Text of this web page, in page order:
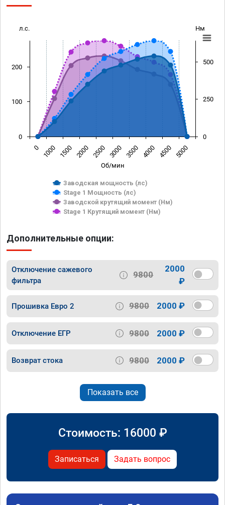
Об/мин
л.с. Нм
Заводская мощность (лс)
Stage 1 Мощность (лс)
Заводской крутящий момент (Нм)
Stage 1 Крутящий момент (Нм)
0 1000 1500 2000 2500 3000 3500 4000 4500 5000
0
100
200
0
250
500
Дополнительные опции:
Отключение сажевого
фильтра
9800
2000
₽
Прошивка Евро 2 9800 2000 ₽
Отключение ЕГР 9800 2000 ₽
Возврат стока 9800 2000 ₽
Показать все
Стоимость: 16000 ₽
Записаться Задать вопрос